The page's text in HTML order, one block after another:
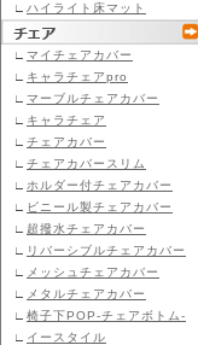
∟ ハイライト床マット
∟ マイチェアカバー
∟ キャラチェアpro
∟ マーブルチェアカバー
∟ キャラチェア
∟ チェアカバー
∟ チェアカバースリム
∟ ホルダー付チェアカバー
∟
ビニール製チェアカバー
∟ 超撥水チェアカバー
∟
リバーシブルチェアカバー
∟
メッシュチェアカバー
∟
メタルチェアカバー
∟ 椅子下POP-チェアボトム-
∟ イースタイル